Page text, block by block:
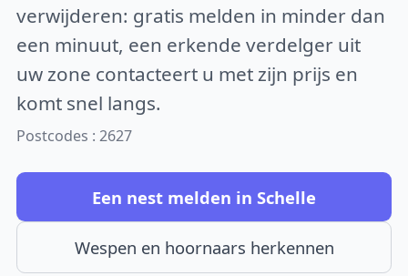
verwijderen: gratis melden in minder dan
een minuut, een erkende verdelger uit
uw zone contacteert u met zijn prijs en
komt snel langs.
Postcodes : 2627
Een nest melden in Schelle
Wespen en hoornaars herkennen